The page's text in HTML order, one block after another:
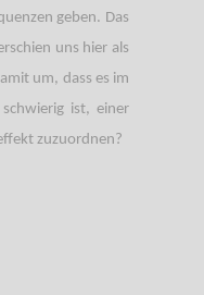
geben. Das
uns hier als
um, dass es im
ist, einer
zuzuordnen?